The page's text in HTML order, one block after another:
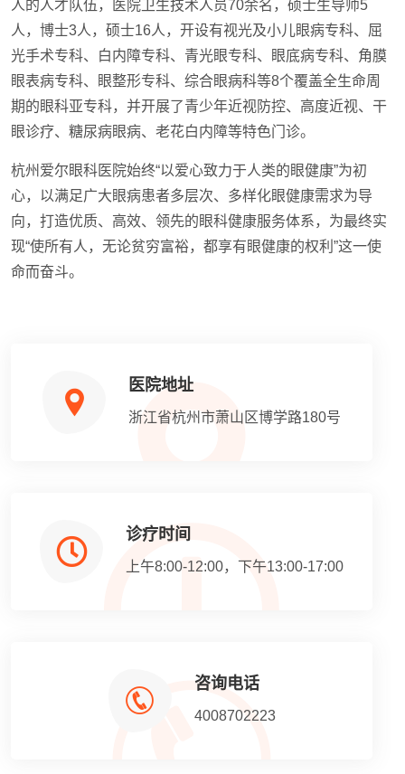
人的人才队伍，医院卫生技术人员70余名，硕士生导师5
人，博士3人，硕士16人，开设有视光及小儿眼病专科、屈
光手术专科、白内障专科、青光眼专科、眼底病专科、角膜
眼表病专科、眼整形专科、综合眼病科等8个覆盖全生命周
期的眼科亚专科，并开展了青少年近视防控、高度近视、干
眼诊疗、糖尿病眼病、老花白内障等特色门诊。
杭州爱尔眼科医院始终“以爱心致力于人类的眼健康”为初
心，以满足广大眼病患者多层次、多样化眼健康需求为导
向，打造优质、高效、领先的眼科健康服务体系，为最终实
现“使所有人，无论贫穷富裕，都享有眼健康的权利”这一使
命而奋斗。
医院地址
浙江省杭州市萧山区博学路180号
诊疗时间
上午8:00-12:00，下午13:00-17:00
咨询电话
4008702223